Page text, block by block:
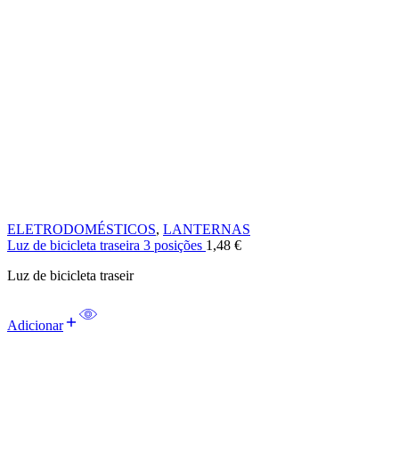
ELETRODOMÉSTICOS, LANTERNAS
Luz de bicicleta traseira 3 posições 1,48 €
Luz de bicicleta traseir
Adicionar